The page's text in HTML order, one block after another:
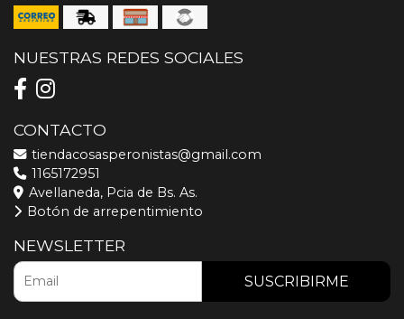
NUESTRAS REDES SOCIALES
CONTACTO
tiendacosasperonistas@gmail.com
1165172951
Avellaneda, Pcia de Bs. As.
Botón de arrepentimiento
NEWSLETTER
SUSCRIBIRME